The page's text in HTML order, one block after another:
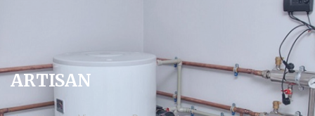
ARTISAN